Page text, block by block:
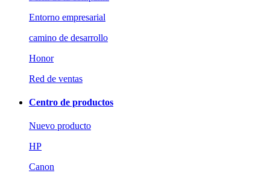
Entorno empresarial
camino de desarrollo
Honor
Red de ventas
Centro de productos
Nuevo producto
HP
Canon